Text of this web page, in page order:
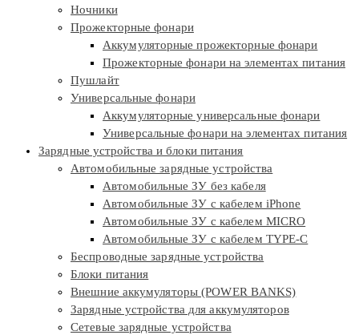
Ночники
Прожекторные фонари
Аккумуляторные прожекторные фонари
Прожекторные фонари на элементах питания
Пушлайт
Универсальные фонари
Аккумуляторные универсальные фонари
Универсальные фонари на элементах питания
Зарядные устройства и блоки питания
Автомобильные зарядные устройства
Автомобильные ЗУ без кабеля
Автомобильные ЗУ с кабелем iPhone
Автомобильные ЗУ с кабелем MICRO
Автомобильные ЗУ с кабелем TYPE-C
Беспроводные зарядные устройства
Блоки питания
Внешние аккумуляторы (POWER BANKS)
Зарядные устройства для аккумуляторов
Сетевые зарядные устройства